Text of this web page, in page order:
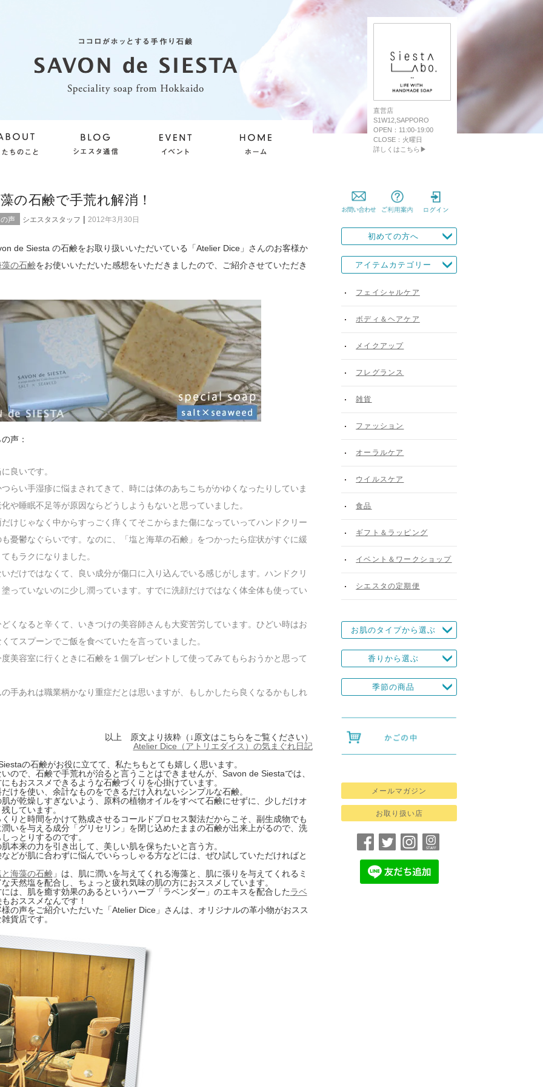
直営店
S1W12,SAPPORO
OPEN：11:00-19:00
CLOSE：火曜日
詳しくはこちら▶
の石鹸で手荒れ解消！
声 シエスタスタッフ | 2012年3月30日
de Siesta の石鹸をお取り扱いいただいている「Atelier Dice」さんのお客様か
の石鹸をお使いいただいた感想をいただきましたので、ご紹介させていただき
声：
良いです。
らい手湿疹に悩まされてきて、時には体のあちこちがかゆくなったりしていま
や睡眠不足等が原因ならどうしようもないと思っていました。
けじゃなく中からすっごく痒くてそこからまた傷になっていってハンドクリー
憂鬱なぐらいです。なのに、「塩と海草の石鹸」をつかったら症状がすぐに緩
もラクになりました。
だけではなくて、良い成分が傷口に入り込んでいる感じがします。ハンドクリ
っていないのに少し潤っています。すでに洗顔だけではなく体全体も使ってい
くなると辛くて、いきつけの美容師さんも大変苦労しています。ひどい時はお
てスプーンでご飯を食べていたを言っていました。
美容室に行くときに石鹸を１個プレゼントして使ってみてもらおうかと思って
手あれは職業柄かなり重症だとは思いますが、もしかしたら良くなるかもしれ
以上 原文より抜粋（↓原文はこちらをご覧ください）
Atelier Dice（アトリエダイス）の気まぐれ日記
の石鹸がお役に立てて、私たちもとても嬉しく思います。
ので、石鹸で手荒れが治ると言うことはできませんが、Savon de Siestaでは、
もおススメできるような石鹸づくりを心掛けています。
けを使い、余計なものをできるだけ入れないシンプルな石鹸。
が乾燥しすぎないよう、原料の植物オイルをすべて石鹸にせずに、少しだけオ
しています。
りと時間をかけて熟成させるコールドプロセス製法だからこそ、副生成物でも
いを与える成分「グリセリン」を閉じ込めたままの石鹸が出来上がるので、洗
っとりするのです。
本来の力を引き出して、美しい肌を保ちたいと言う方。
どが肌に合わずに悩んでいらっしゃる方などには、ぜひ試していただければと
海藻の石鹸 」は、肌に潤いを与えてくれる海藻と、肌に張りを与えてくれるミ
天然塩を配合し、ちょっと疲れ気味の肌の方におススメしています。
は、肌を癒す効果のあるというハーブ「ラベンダー」のエキスを配合したラベ
もおススメなんです！
の声をご紹介いただいた「Atelier Dice」さんは、オリジナルの革小物がおスス
貨店です。
初めての方へ
アイテムカテゴリー
フェイシャルケア
ボディ＆ヘアケア
メイクアップ
フレグランス
雑貨
ファッション
オーラルケア
ウイルスケア
食品
ギフト＆ラッピング
イベント＆ワークショップ
シエスタの定期便
お肌のタイプから選ぶ
香りから選ぶ
季節の商品
メールマガジン
お取り扱い店